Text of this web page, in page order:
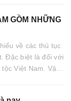
GỒM NHỮNG
về các thủ tục
Đặc biệt là đối với
Việt Nam. Vậy